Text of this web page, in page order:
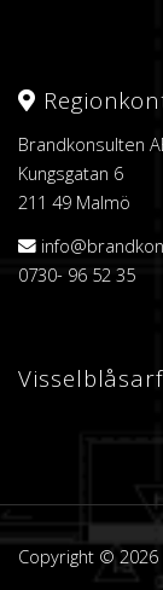
Brandkonsulten
Kungsgatan 6
211 49 Malmö
0730- 96 52 35
Copyright © 2026